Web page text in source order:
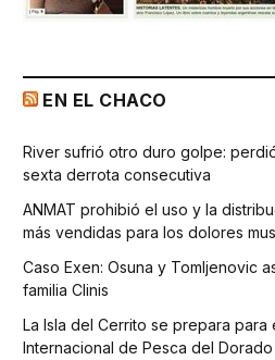
EN EL CHACO
River sufrió otro duro golpe:
sexta derrota consecutiva
ANMAT prohibió el uso y la
más vendidas para los dolores
Caso Exen: Osuna y Tomljenovic
familia Clinis
La Isla del Cerrito se prepara para
Internacional de Pesca del Dorado